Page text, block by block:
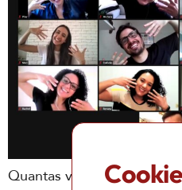
Quantas vezes você